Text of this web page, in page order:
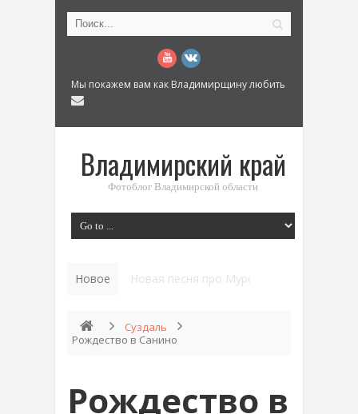
Мы покажем вам как Владимирщину любить
Владимирский край
Фотоблог Владимирской области
Новое История «Дома Куренкова» в Коврове
Суздаль
Рождество в Санино
Рождество в